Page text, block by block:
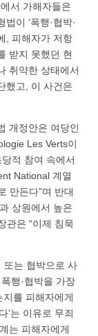
서 가해자들은
이 ‘폭행·협박·
, 피해자가 저항
받지 못했던 현
취약한 상태에서
했고, 이 사건은
개정안은 여당인
Les Verts이
적 참여 속에서
National 계열
만든다”며 반대
상원에서 높은
관은 “이제 침묵
또는 협박으로 사
행·협박을 가장
를 피해자에게
’는 이유로 무죄
는 피해자에게